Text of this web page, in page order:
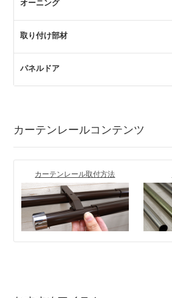
オーニング
取り付け部材
パネルドア
カーテンレールコンテンツ
カーテンレール取付方法